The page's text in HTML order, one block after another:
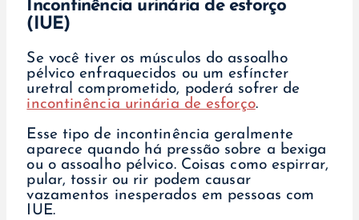
Incontinência urinária de esforço
(IUE)
Se você tiver os músculos do assoalho
pélvico enfraquecidos ou um esfíncter
uretral comprometido, poderá sofrer de
incontinência urinária de esforço.
Esse tipo de incontinência geralmente
aparece quando há pressão sobre a bexiga
ou o assoalho pélvico. Coisas como espirrar,
pular, tossir ou rir podem causar
vazamentos inesperados em pessoas com
IUE.